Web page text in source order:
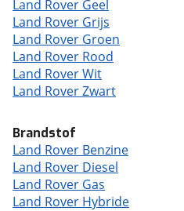
Land Rover Geel
Land Rover Grijs
Land Rover Groen
Land Rover Rood
Land Rover Wit
Land Rover Zwart
Brandstof
Land Rover Benzine
Land Rover Diesel
Land Rover Gas
Land Rover Hybride